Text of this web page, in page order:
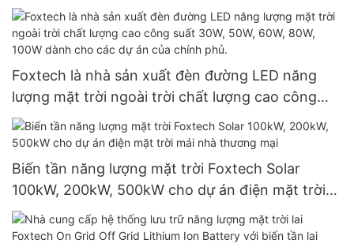
Foxtech là nhà sản xuất đèn đường LED năng
lượng mặt trời ngoài trời chất lượng cao công
suất 30W, 50W, 60W, 80W, 100W dành cho các
dự án của chính phủ.
Biến tần năng lượng mặt trời Foxtech Solar
100kW, 200kW, 500kW cho dự án điện mặt trời
mái nhà thương mại